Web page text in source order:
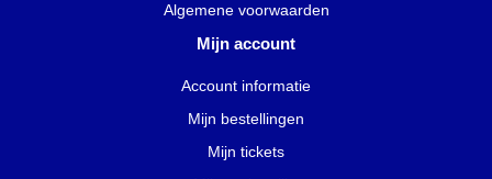
Algemene voorwaarden
Mijn account
Account informatie
Mijn bestellingen
Mijn tickets